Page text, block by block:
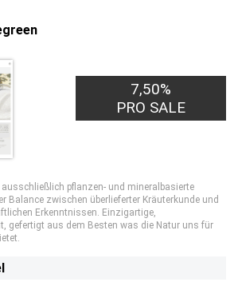
7,50%
PRO SALE
ausschließlich pflanzen- und mineralbasierte
Balance zwischen überlieferter Kräuterkunde und
Erkenntnissen. Einzigartige,
gefertigt aus dem Besten was die Natur uns für